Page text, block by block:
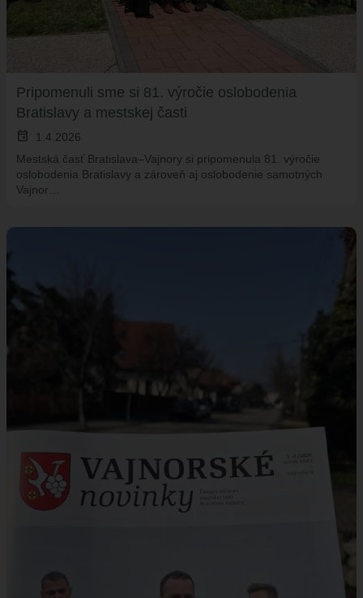
Pripomenuli sme si 81. výročie oslobodenia
Bratislavy a mestskej časti
event
1.4.2026
Mestská časť Bratislava–Vajnory si pripomenula 81. výročie
oslobodenia Bratislavy a zároveň aj oslobodenie samotných
Vajnor…